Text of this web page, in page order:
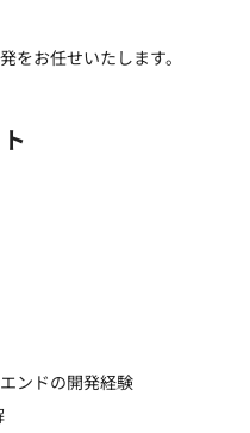
をお任せいたします。
ンドの開発経験